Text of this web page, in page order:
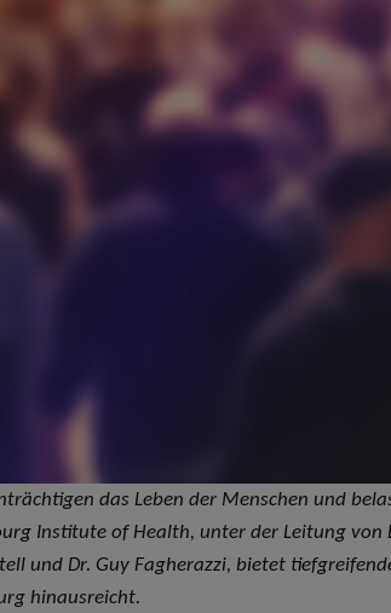
das Leben der Menschen und
Institute of Health, unter der Leitung von
und Dr. Guy Fagherazzi, bietet
hinausreicht.